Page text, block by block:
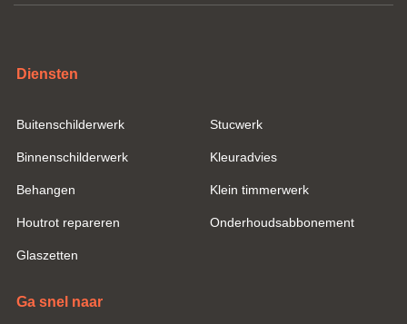
Diensten
Buitenschilderwerk
Binnenschilderwerk
Behangen
Houtrot repareren
Glaszetten
Stucwerk
Kleuradvies
Klein timmerwerk
Onderhoudsabbonement
Ga snel naar